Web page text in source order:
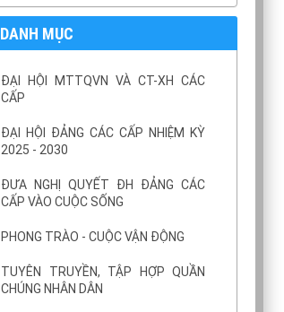
DANH MỤC
ĐẠI HỘI MTTQVN VÀ CT-XH CÁC
CẤP
ĐẠI HỘI ĐẢNG CÁC CẤP NHIỆM KỲ
2025 - 2030
ĐƯA NGHỊ QUYẾT ĐH ĐẢNG CÁC
CẤP VÀO CUỘC SỐNG
PHONG TRÀO - CUỘC VẬN ĐỘNG
TUYÊN TRUYỀN, TẬP HỢP QUẦN
CHÚNG NHÂN DÂN